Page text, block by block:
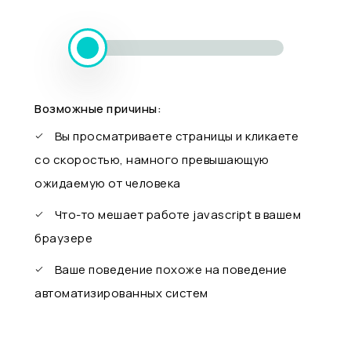
Возможные причины:
Вы просматриваете страницы и кликаете
со скоростью, намного превышающую
ожидаемую от человека
Что-то мешает работе javascript в вашем
браузере
Ваше поведение похоже на поведение
автоматизированных систем